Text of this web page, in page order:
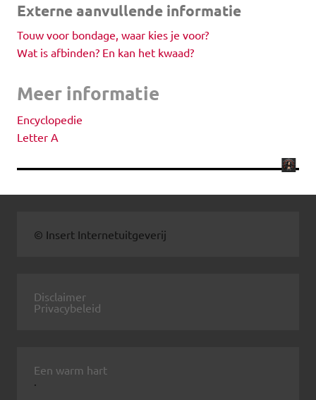
Externe aanvullende informatie
Touw voor bondage, waar kies je voor?
Wat is afbinden? En kan het kwaad?
Meer informatie
Encyclopedie
Letter A
© Insert Internetuitgeverij
Disclaimer
Privacybeleid
Een warm hart
.